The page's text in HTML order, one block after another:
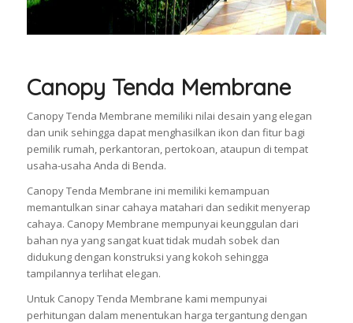
Canopy Tenda Membrane
Canopy Tenda Membrane memiliki nilai desain yang elegan
dan unik sehingga dapat menghasilkan ikon dan fitur bagi
pemilik rumah, perkantoran, pertokoan, ataupun di tempat
usaha-usaha Anda di Benda.
Canopy Tenda Membrane ini memiliki kemampuan
memantulkan sinar cahaya matahari dan sedikit menyerap
cahaya. Canopy Membrane mempunyai keunggulan dari
bahan nya yang sangat kuat tidak mudah sobek dan
didukung dengan konstruksi yang kokoh sehingga
tampilannya terlihat elegan.
Untuk Canopy Tenda Membrane kami mempunyai
perhitungan dalam menentukan harga tergantung dengan